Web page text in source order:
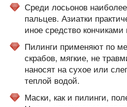
Среди лосьонов
пальцев. Азиатки
иное средство
Пилинги применяют по
скрабов, мягкие, не
наносят на сухое или
теплой водой.
Маски, как и пилинги,